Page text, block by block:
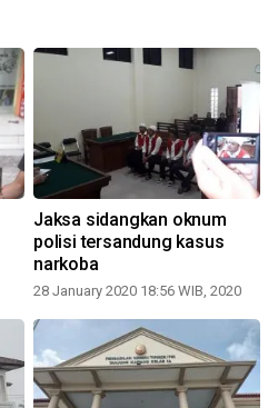
Jaksa sidangkan oknum
polisi tersandung kasus
narkoba
28 January 2020 18:56 WIB, 2020